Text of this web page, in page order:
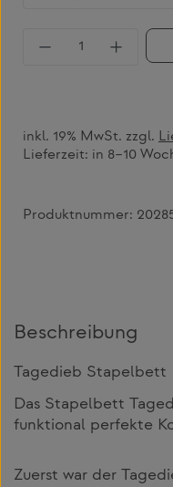
Produkt
inkl. 19% MwSt. zzgl.
Lieferzeit: in 8–10
Produktnummer:
Beschreibung
Tagedieb Stapelbett
Das Stapelbett
funktional perfekte
Zuerst war der